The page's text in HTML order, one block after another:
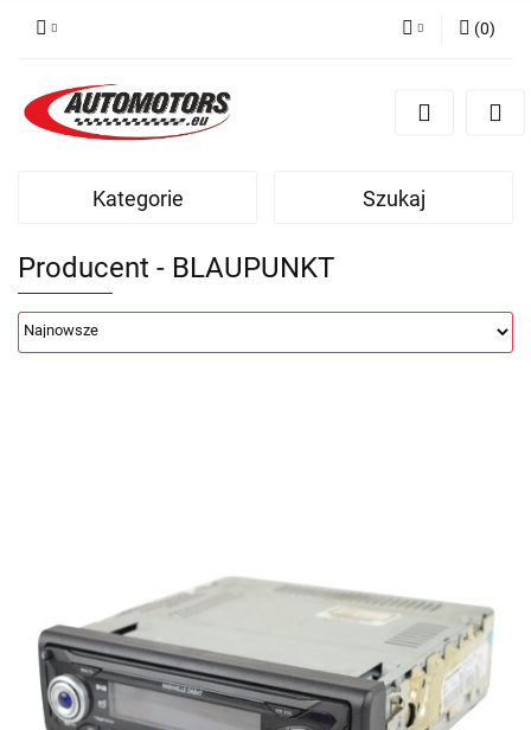
Zarejestruj się
(0)
Kategorie Szukaj
Producent - BLAUPUNKT